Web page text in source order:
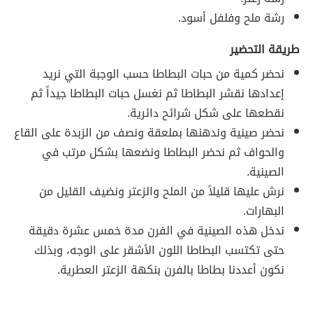
رشة ملح وفلفل أسود.
طريقة التحضير
نحضر كمية من حبات البطاطا حسب الوجبة التي نريد
إعدادها نقشر البطاطا ثم نغسل حبات البطاطا جيداً ثم
نقطعها على شكل شرائح دائرية.
نحضر صينية وندهنها بملعقة ونصف من الزبدة على القاع
والحواف ثم نحضر البطاطا ونضعها بشكل مرتب في
الصينية.
نرش عليها قليلاً من الملح والزعتر ونضيف القليل من
البهارات.
ندخل هذه الصينية في الفرن مدة خمس عشرة دقيقة
حتى تكتسب البطاطا اللون الأشقر على الوجه، وبذلك
نكون أعددنا بطاطا بالفرن بنكهة الزعتر العطرية.